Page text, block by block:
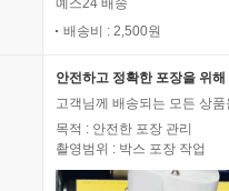
예스24 배송
배송비 : 2,500원
안전하고 정확한 포장을 위
고객님께 배송되는 모든 상
목적 : 안전한 포장 관리
촬영범위 : 박스 포장 작업